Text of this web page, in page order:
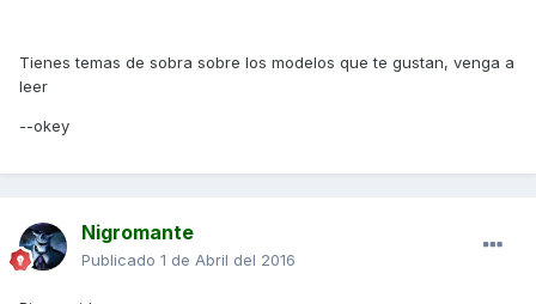
Tienes temas de sobra sobre los modelos que te gustan, venga a
leer
--okey
Nigromante
Publicado 1 de Abril del 2016